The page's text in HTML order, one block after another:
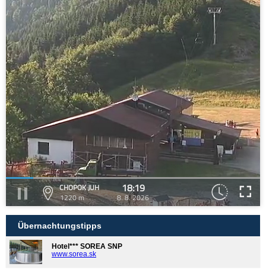
CHOPOK JUH
1220 m
18:19
8. 8. 2026
Übernachtungstipps
Hotel*** SOREA SNP
www.sorea.sk